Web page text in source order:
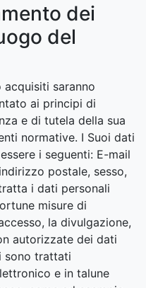
dei
del
saranno
ai principi di
e di tutela della sua
normative. I Suoi dati
i seguenti: E-mail
postale, sesso,
i dati personali
misure di
la divulgazione,
autorizzate dei dati
sono trattati
e in talune